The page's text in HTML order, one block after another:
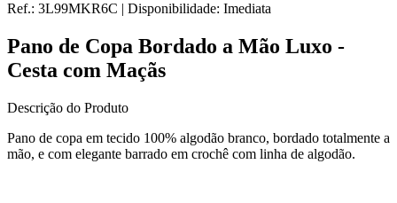
Ref.: 3L99MKR6C | Disponibilidade: Imediata
Pano de Copa Bordado a Mão Luxo -
Cesta com Maçãs
Descrição do Produto
Pano de copa em tecido 100% algodão branco, bordado totalmente a
mão, e com elegante barrado em crochê com linha de algodão.